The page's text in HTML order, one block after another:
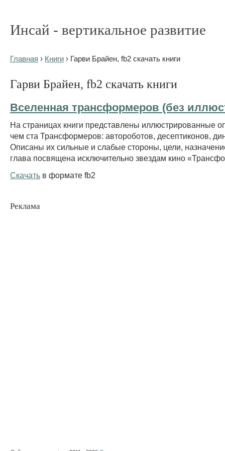
Инсай - вертикальное развитие
Главная › Книги › Гарви Брайен, fb2 скачать книги
Гарви Брайен, fb2 скачать книги
Вселенная трансформеров (без
На страницах книги представлены иллюстрированные
чем ста Трансформеров: автороботов, десептиконов,
Описаны их сильные и слабые стороны, цели,
глава посвящена исключительно звездам кино
Скачать в формате fb2
Реклама